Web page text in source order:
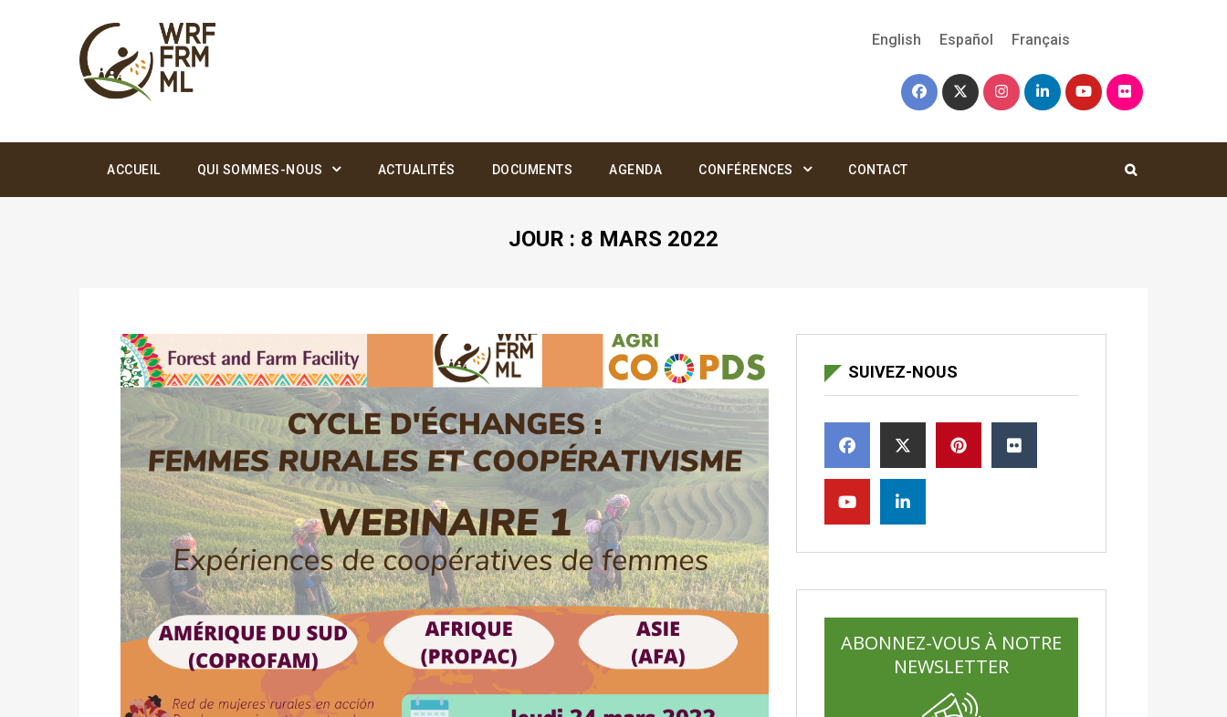
English Español Français
ACCUEIL QUI SOMMES-NOUS ACTUALITÉS DOCUMENTS AGENDA CONFÉRENCES CONTACT
JOUR : 8 MARS 2022
SUIVEZ-NOUS
ABONNEZ-VOUS À NOTRE
NEWSLETTER